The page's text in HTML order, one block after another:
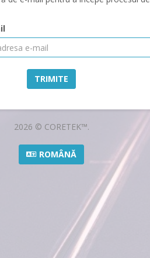
TRIMITE
2026 © CORETEK™.
ROMÂNĂ